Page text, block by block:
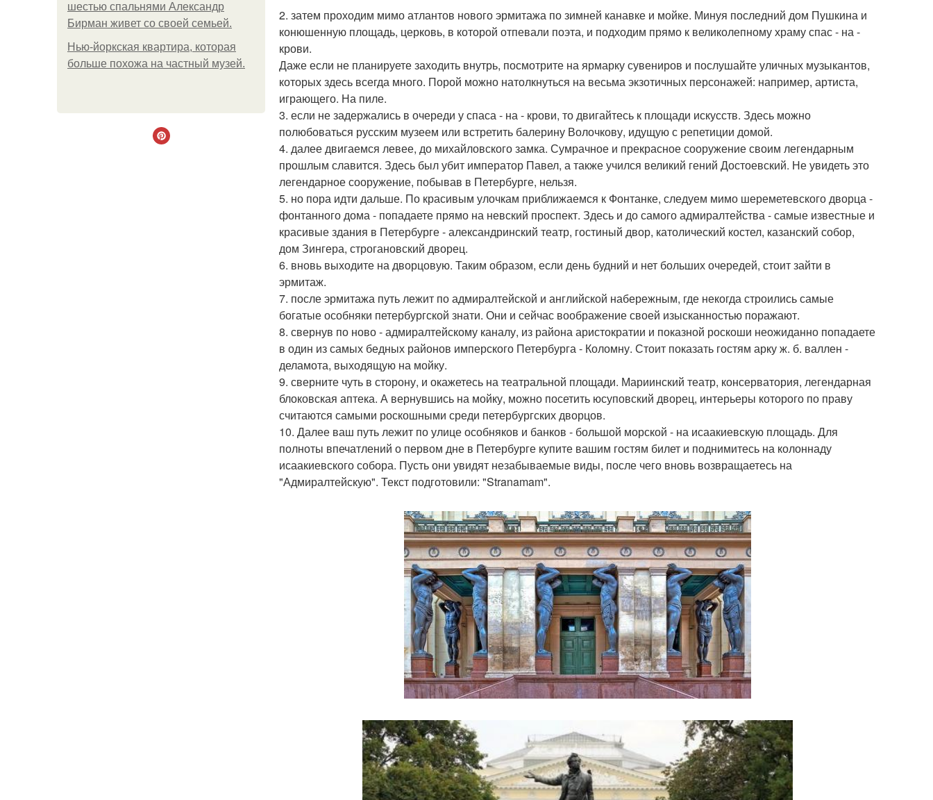
шестью спальнями Александр
Бирман живет со своей семьей.
Нью-йоркская квартира, которая
больше похожа на частный музей.
2. затем проходим мимо атлантов нового эрмитажа по зимней канавке и мойке. Минуя последний дом Пушкина и
конюшенную площадь, церковь, в которой отпевали поэта, и подходим прямо к великолепному храму спас - на -
крови.
Даже если не планируете заходить внутрь, посмотрите на ярмарку сувениров и послушайте уличных музыкантов,
которых здесь всегда много. Порой можно натолкнуться на весьма экзотичных персонажей: например, артиста,
играющего. На пиле.
3. если не задержались в очереди у спаса - на - крови, то двигайтесь к площади искусств. Здесь можно
полюбоваться русским музеем или встретить балерину Волочкову, идущую с репетиции домой.
4. далее двигаемся левее, до михайловского замка. Сумрачное и прекрасное сооружение своим легендарным
прошлым славится. Здесь был убит император Павел, а также учился великий гений Достоевский. Не увидеть это
легендарное сооружение, побывав в Петербурге, нельзя.
5. но пора идти дальше. По красивым улочкам приближаемся к Фонтанке, следуем мимо шереметевского дворца -
фонтанного дома - попадаете прямо на невский проспект. Здесь и до самого адмиралтейства - самые известные и
красивые здания в Петербурге - александринский театр, гостиный двор, католический костел, казанский собор,
дом Зингера, строгановский дворец.
6. вновь выходите на дворцовую. Таким образом, если день будний и нет больших очередей, стоит зайти в
эрмитаж.
7. после эрмитажа путь лежит по адмиралтейской и английской набережным, где некогда строились самые
богатые особняки петербургской знати. Они и сейчас воображение своей изысканностью поражают.
8. свернув по ново - адмиралтейскому каналу, из района аристократии и показной роскоши неожиданно попадаете
в один из самых бедных районов имперского Петербурга - Коломну. Стоит показать гостям арку ж. б. валлен -
деламота, выходящую на мойку.
9. сверните чуть в сторону, и окажетесь на театральной площади. Мариинский театр, консерватория, легендарная
блоковская аптека. А вернувшись на мойку, можно посетить юсуповский дворец, интерьеры которого по праву
считаются самыми роскошными среди петербургских дворцов.
10. Далее ваш путь лежит по улице особняков и банков - большой морской - на исаакиевскую площадь. Для
полноты впечатлений о первом дне в Петербурге купите вашим гостям билет и поднимитесь на колоннаду
исаакиевского собора. Пусть они увидят незабываемые виды, после чего вновь возвращаетесь на
"Адмиралтейскую". Текст подготовили: "Stranamam".